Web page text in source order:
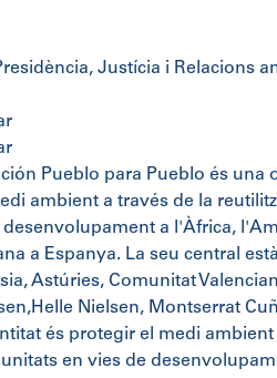
Justícia i Relacions
Pueblo para Pueblo és una
ambient a través de la
a l'Àfrica,
a Espanya. La seu central
Astúries, Comunitat
Nielsen, Montserrat
és protegir el medi
en vies de